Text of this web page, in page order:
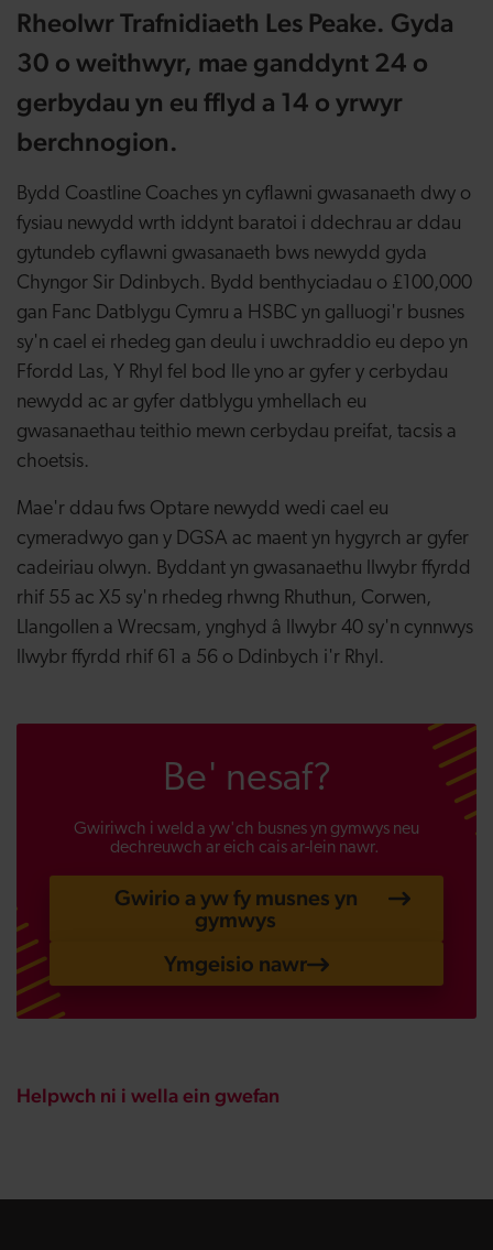
Rheolwr Trafnidiaeth Les Peake. Gyda
30 o weithwyr, mae ganddynt 24 o
gerbydau yn eu fflyd a 14 o yrwyr
berchnogion.
Bydd Coastline Coaches yn cyflawni gwasanaeth dwy o
fysiau newydd wrth iddynt baratoi i ddechrau ar ddau
gytundeb cyflawni gwasanaeth bws newydd gyda
Chyngor Sir Ddinbych. Bydd benthyciadau o £100,000
gan Fanc Datblygu Cymru a HSBC yn galluogi'r busnes
sy'n cael ei rhedeg gan deulu i uwchraddio eu depo yn
Ffordd Las, Y Rhyl fel bod lle yno ar gyfer y cerbydau
newydd ac ar gyfer datblygu ymhellach eu
gwasanaethau teithio mewn cerbydau preifat, tacsis a
choetsis.
Mae'r ddau fws Optare newydd wedi cael eu
cymeradwyo gan y DGSA ac maent yn hygyrch ar gyfer
cadeiriau olwyn. Byddant yn gwasanaethu llwybr ffyrdd
rhif 55 ac X5 sy'n rhedeg rhwng Rhuthun, Corwen,
Llangollen a Wrecsam, ynghyd â llwybr 40 sy'n cynnwys
llwybr ffyrdd rhif 61 a 56 o Ddinbych i'r Rhyl.
Be' nesaf?
Gwiriwch i weld a yw'ch busnes yn gymwys neu
dechreuwch ar eich cais ar-lein nawr.
Gwirio a yw fy musnes yn
gymwys
Ymgeisio nawr
Helpwch ni i wella ein gwefan